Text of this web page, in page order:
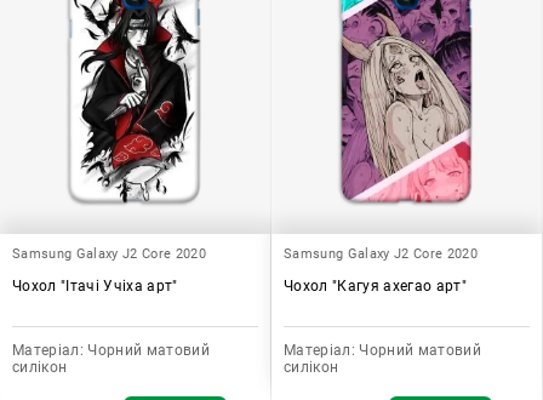
Samsung Galaxy J2 Core 2020
Чохол "Ітачі Учіха арт"
Матеріал: Чорний матовий
силікон
Samsung Galaxy J2 Core 2020
Чохол "Кагуя ахегао арт"
Матеріал: Чорний матовий
силікон